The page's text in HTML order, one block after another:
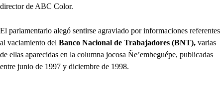
director de ABC Color.
El parlamentario alegó sentirse agraviado por informaciones referentes
al vaciamiento del Banco Nacional de Trabajadores (BNT), varias
de ellas aparecidas en la columna jocosa Ñe’embeguépe, publicadas
entre junio de 1997 y diciembre de 1998.